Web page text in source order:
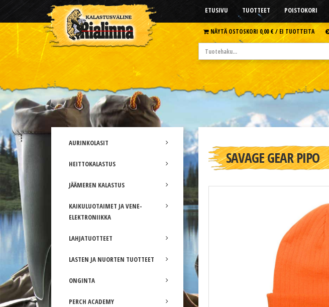
ETUSIVU TUOTTEET POISTOKORI
NÄYTÄ OSTOSKORI 0,00 € /EI TUOTTEITA
AURINKOLASIT
HEITTOKALASTUS
JÄÄMEREN KALASTUS
KAIKULUOTAIMET JA VENE-
ELEKTRONIIKKA
LAHJATUOTTEET
LASTEN JA NUORTEN TUOTTEET
ONGINTA
PERCH ACADEMY
SAVAGE GEAR PIPO